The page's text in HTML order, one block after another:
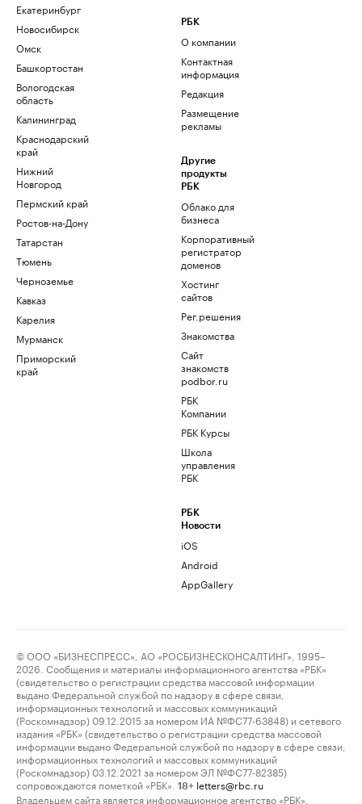
Екатеринбург
Новосибирск
Омск
Башкортостан
Вологодская
область
Калининград
Краснодарский
край
Нижний
Новгород
Пермский край
Ростов-на-Дону
Татарстан
Тюмень
Черноземье
Кавказ
Карелия
Мурманск
Приморский
край
РБК
О компании
Контактная
информация
Редакция
Размещение
рекламы
Другие
продукты
РБК
Облако для
бизнеса
Корпоративный
регистратор
доменов
Хостинг
сайтов
Рег.решения
Знакомства
Сайт
знакомств
podbor.ru
РБК
Компании
РБК Курсы
Школа
управления
РБК
РБК
Новости
iOS
Android
AppGallery
© ООО «БИЗНЕСПРЕСС», АО «РОСБИЗНЕСКОНСАЛТИНГ», 1995–
2026. Сообщения и материалы информационного агентства «РБК»
(свидетельство о регистрации средства массовой информации
выдано Федеральной службой по надзору в сфере связи,
информационных технологий и массовых коммуникаций
(Роскомнадзор) 09.12.2015 за номером ИА №ФС77-63848) и сетевого
издания «РБК» (свидетельство о регистрации средства массовой
информации выдано Федеральной службой по надзору в сфере связи,
информационных технологий и массовых коммуникаций
(Роскомнадзор) 03.12.2021 за номером ЭЛ №ФС77-82385)
сопровождаются пометкой «РБК».
18+ letters@rbc.ru
Владельцем сайта является информационное агентство «РБК».